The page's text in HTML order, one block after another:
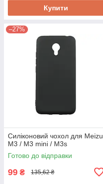
Купити
–27%
Силіконовий чохол для Meizu
M3 / M3 mini / M3s
Готово до відправки
99 ₴ 135,62 ₴